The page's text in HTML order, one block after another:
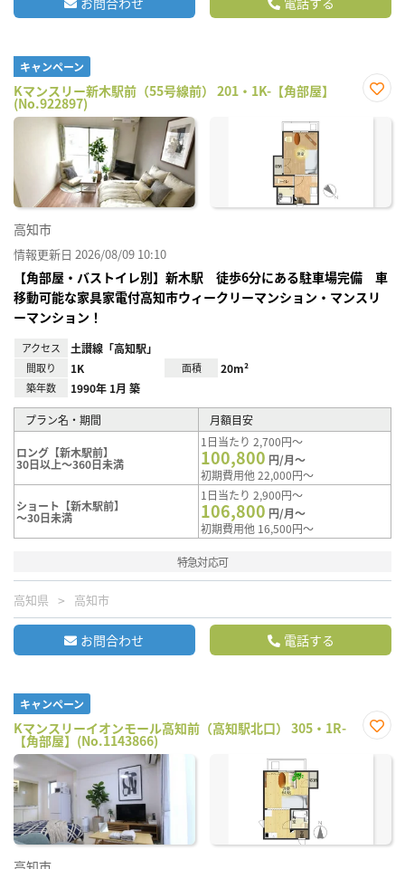
キャンペーン
Kマンスリー新木駅前（55号線前） 201・1K-【角部屋】
(No.922897)
に入
高知市
情報更新日 2026/08/09 10:10
【角部屋・バストイレ別】新木駅 徒歩6分にある駐車場完備 車
移動可能な家具家電付高知市ウィークリーマンション・マンスリ
ーマンション！
アクセス 土讃線「高知駅」
間取り 1K 面積 20m²
築年数 1990年 1月 築
プラン名・期間 月額目安
ロング【新木駅前】
30日以上～360日未満
1日当たり 2,700円～
100,800 円/月～
初期費用他 22,000円～
ショート【新木駅前】
～30日未満
1日当たり 2,900円～
106,800 円/月～
初期費用他 16,500円～
特急対応可
高知県 高知市
お問合わせ 電話する
キャンペーン
Kマンスリーイオンモール高知前（高知駅北口） 305・1R-
【角部屋】(No.1143866)
に入